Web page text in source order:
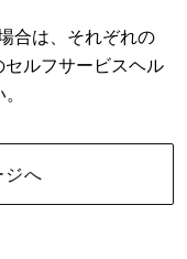
合は、それぞれの
ルフサービスヘル
ジへ